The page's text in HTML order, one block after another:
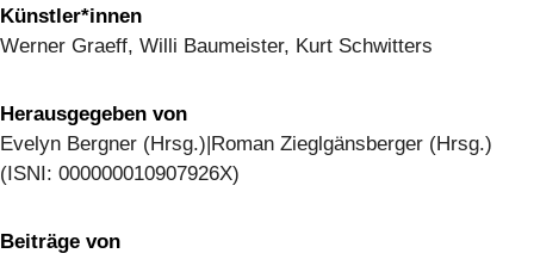
Künstler*innen
Werner Graeff, Willi Baumeister, Kurt Schwitters
Herausgegeben von
Evelyn Bergner (Hrsg.)|Roman Zieglgänsberger (Hrsg.)
(ISNI: 000000010907926X)
Beiträge von